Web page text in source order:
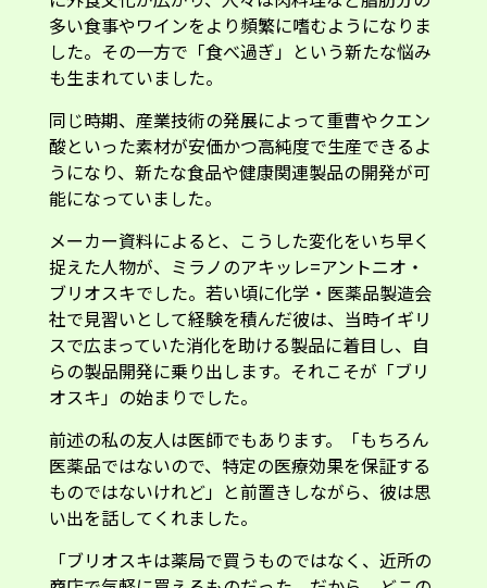
多い食事やワインをより頻繁に嗜むようになりま
した。その一方で「食べ過ぎ」という新たな悩み
も生まれていました。
同じ時期、産業技術の発展によって重曹やクエン
酸といった素材が安価かつ高純度で生産できるよ
うになり、新たな食品や健康関連製品の開発が可
能になっていました。
メーカー資料によると、こうした変化をいち早く
捉えた人物が、ミラノのアキッレ=アントニオ・
ブリオスキでした。若い頃に化学・医薬品製造会
社で見習いとして経験を積んだ彼は、当時イギリ
スで広まっていた消化を助ける製品に着目し、自
らの製品開発に乗り出します。それこそが「ブリ
オスキ」の始まりでした。
前述の私の友人は医師でもあります。「もちろん
医薬品ではないので、特定の医療効果を保証する
ものではないけれど」と前置きしながら、彼は思
い出を話してくれました。
「ブリオスキは薬局で買うものではなく、近所の